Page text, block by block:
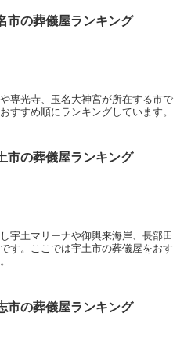
市の葬儀屋ランキング
専光寺、玉名大神宮が所在する市で
すすめ順にランキングしています。
市の葬儀屋ランキング
宇土マリーナや御輿来海岸、長部田
す。ここでは宇土市の葬儀屋をおす
市の葬儀屋ランキング